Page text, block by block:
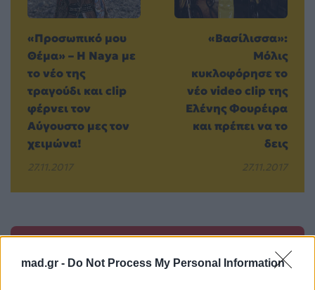
mad.gr - Do Not Process My Personal Information
«Προσωπικό μου
Θέμα» – Η Naya με
το νέο της
τραγούδι και clip
φέρνει τον
Αύγουστο μες τον
χειμώνα!
27.11.2017
«Βασίλισσα»:
Μόλις
κυκλοφόρησε το
νέο video clip της
Ελένης Φουρέιρα
και πρέπει να το
δεις
27.11.2017
Ελλήνων